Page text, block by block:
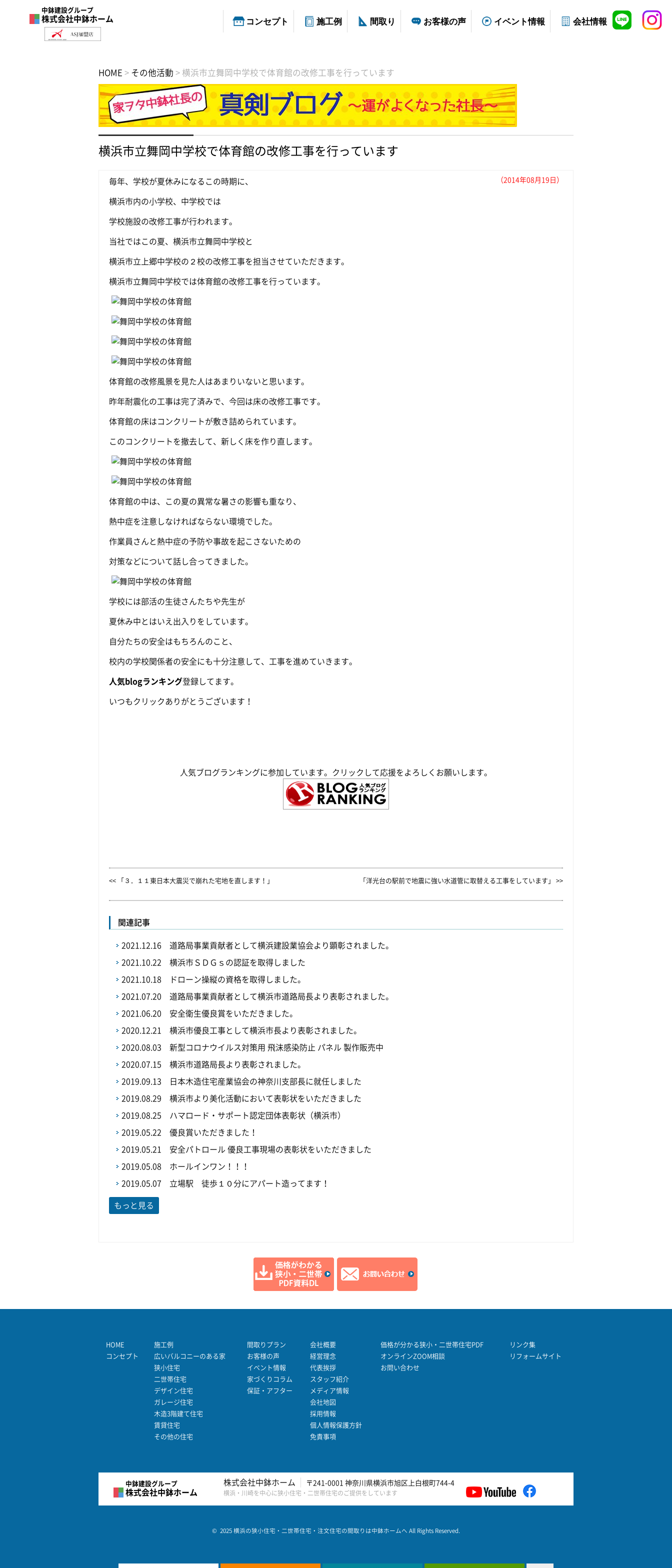
中鉢建設グループ
株式会社中鉢ホーム コンセプト 施工例 間取り お客様の声 イベント情報 会社情報
HOME > その他活動 > 横浜市立舞岡中学校で体育館の改修工事を行っています
横浜市立舞岡中学校で体育館の改修工事を行っています
（2014年08月19日）
毎年、学校が夏休みになるこの時期に、
横浜市内の小学校、中学校では
学校施設の改修工事が行われます。
当社ではこの夏、横浜市立舞岡中学校と
横浜市立上郷中学校の２校の改修工事を担当させていただきます。
横浜市立舞岡中学校では体育館の改修工事を行っています。
体育館の改修風景を見た人はあまりいないと思います。
昨年耐震化の工事は完了済みで、今回は床の改修工事です。
体育館の床はコンクリートが敷き詰められています。
このコンクリートを撤去して、新しく床を作り直します。
体育館の中は、この夏の異常な暑さの影響も重なり、
熱中症を注意しなければならない環境でした。
作業員さんと熱中症の予防や事故を起こさないための
対策などについて話し合ってきました。
学校には部活の生徒さんたちや先生が
夏休み中とはいえ出入りをしています。
自分たちの安全はもちろんのこと、
校内の学校関係者の安全にも十分注意して、工事を進めていきます。
人気blogランキング登録してます。
いつもクリックありがとうございます！
人気ブログランキングに参加しています。クリックして応援をよろしくお願いします。
<< 「３．１１東日本大震災で崩れた宅地を直します！」 「洋光台の駅前で地震に強い水道管に取替える工事をしています」 >>
関連記事
2021.12.16 道路局事業貢献者として横浜建設業協会より顕彰されました。
2021.10.22 横浜市ＳＤＧｓの認証を取得しました
2021.10.18 ドローン操縦の資格を取得しました。
2021.07.20 道路局事業貢献者として横浜市道路局長より表彰されました。
2021.06.20 安全衛生優良賞をいただきました。
2020.12.21 横浜市優良工事として横浜市長より表彰されました。
2020.08.03 新型コロナウイルス対策用 飛沫感染防止 パネル 製作販売中
2020.07.15 横浜市道路局長より表彰されました。
2019.09.13 日本木造住宅産業協会の神奈川支部長に就任しました
2019.08.29 横浜市より美化活動において表彰状をいただきました
2019.08.25 ハマロード・サポート認定団体表彰状（横浜市）
2019.05.22 優良賞いただきました！
2019.05.21 安全パトロール 優良工事現場の表彰状をいただきました
2019.05.08 ホールインワン！！！
2019.05.07 立場駅 徒歩１０分にアパート造ってます！
もっと見る
HOME
コンセプト
施工例
広いバルコニーのある家
狭小住宅
二世帯住宅
デザイン住宅
ガレージ住宅
木造3階建て住宅
賃貸住宅
その他の住宅
間取りプラン
お客様の声
イベント情報
家づくりコラム
保証・アフター
会社概要
経営理念
代表挨拶
スタッフ紹介
メディア情報
会社地図
採用情報
個人情報保護方針
免責事項
価格が分かる狭小・二世帯住宅PDF
オンラインZOOM相談
お問い合わせ
リンク集
リフォームサイト
中鉢建設グループ
株式会社中鉢ホーム
株式会社中鉢ホーム 〒241-0001 神奈川県横浜市旭区上白根町744-4
横浜・川崎を中心に狭小住宅・二世帯住宅のご提供をしています
© 2025 横浜の狭小住宅・二世帯住宅・注文住宅の間取りは中鉢ホームへ All Rights Reserved.